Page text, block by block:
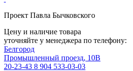
Проект Павла Бычковского
Цену и наличие товара
уточняйте у менеджера по телефону:
Белгород
Промышленный проезд, 10В
20-23-43 8 904 533-03-03